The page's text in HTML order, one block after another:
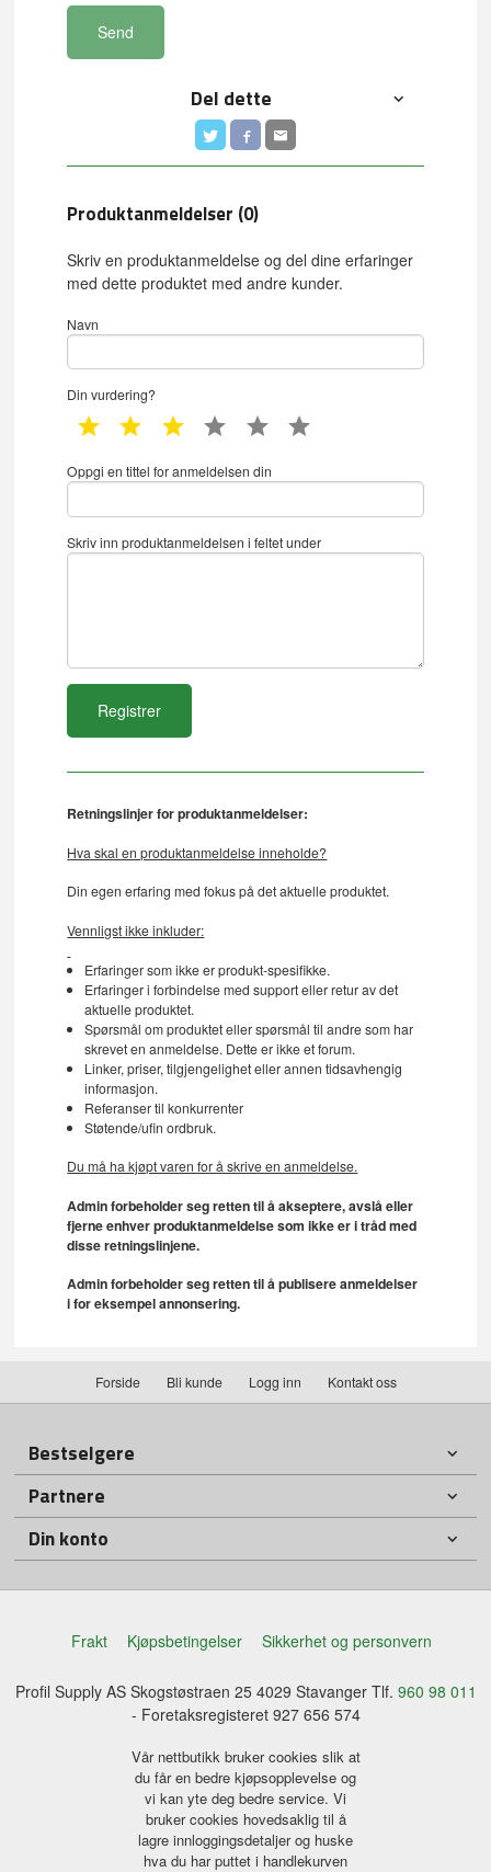
Send
Del dette
Produktanmeldelser (0)
Skriv en produktanmeldelse og del dine erfaringer
med dette produktet med andre kunder.
Navn
Din vurdering?
1 star 2 star 3 star 4 star 5 star
Oppgi en tittel for anmeldelsen din
Skriv inn produktanmeldelsen i feltet under
Retningslinjer for produktanmeldelser:
Hva skal en produktanmeldelse inneholde?
Din egen erfaring med fokus på det aktuelle produktet.
Vennligst ikke inkluder:
Erfaringer som ikke er produkt-spesifikke.
Erfaringer i forbindelse med support eller retur av det
aktuelle produktet.
Spørsmål om produktet eller spørsmål til andre som har
skrevet en anmeldelse. Dette er ikke et forum.
Linker, priser, tilgjengelighet eller annen tidsavhengig
informasjon.
Referanser til konkurrenter
Støtende/ufin ordbruk.
Du må ha kjøpt varen for å skrive en anmeldelse.
Admin forbeholder seg retten til å akseptere, avslå eller
fjerne enhver produktanmeldelse som ikke er i tråd med
disse retningslinjene.
Admin forbeholder seg retten til å publisere anmeldelser
i for eksempel annonsering.
Forside Bli kunde Logg inn Kontakt oss
Bestselgere
Partnere
Din konto
Frakt Kjøpsbetingelser Sikkerhet og personvern
Profil Supply AS Skogstøstraen 25 4029 Stavanger Tlf. 960 98 011
- Foretaksregisteret 927 656 574
Vår nettbutikk bruker cookies slik at
du får en bedre kjøpsopplevelse og
vi kan yte deg bedre service. Vi
bruker cookies hovedsaklig til å
lagre innloggingsdetaljer og huske
hva du har puttet i handlekurven